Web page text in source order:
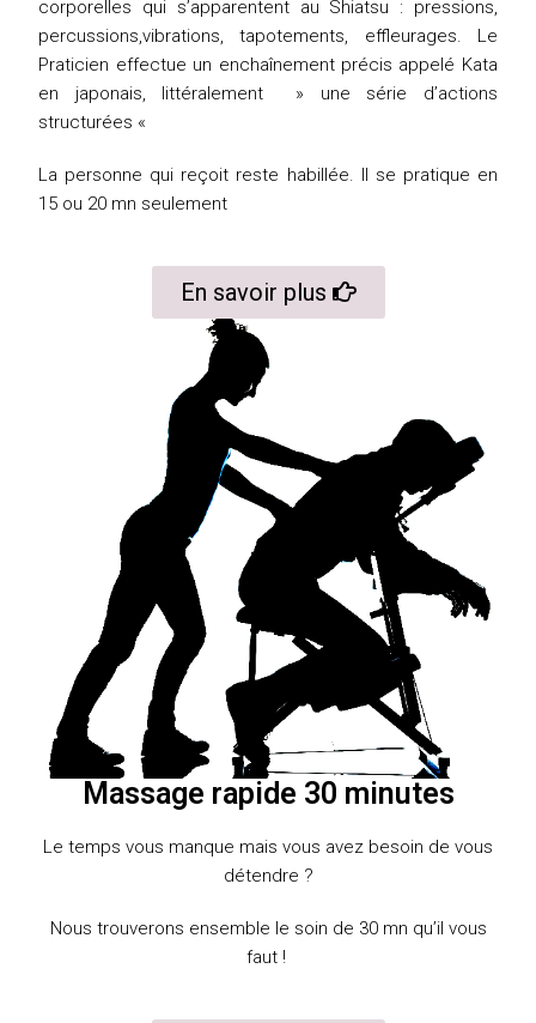
corporelles qui s’apparentent au Shiatsu : pressions,
percussions,vibrations, tapotements, effleurages. Le
Praticien effectue un enchaînement précis appelé Kata
en japonais, littéralement » une série d’actions
structurées «
La personne qui reçoit reste habillée. Il se pratique en
15 ou 20 mn seulement
En savoir plus
Massage rapide 30 minutes
Le temps vous manque mais vous avez besoin de vous
détendre ?
Nous trouverons ensemble le soin de 30 mn qu’il vous
faut !